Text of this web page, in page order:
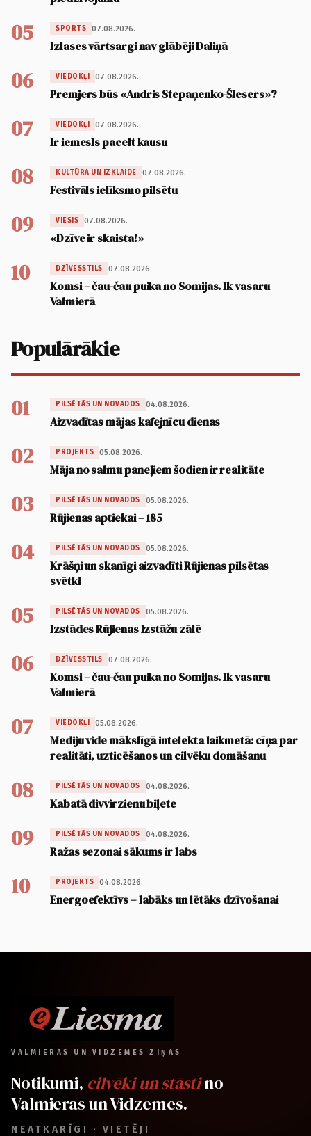
05 SPORTS 07.08.2026.
Izlases vārtsargi nav glābēji Daliņā
06 VIEDOKĻI 07.08.2026.
Premjers būs «Andris Stepaņenko-Šlesers»?
07 VIEDOKĻI 07.08.2026.
Ir iemesls pacelt kausu
08 KULTŪRA UN IZKLAIDE 07.08.2026.
Festivāls ielīksmo pilsētu
09 VIESIS 07.08.2026.
«Dzīve ir skaista!»
10 DZĪVESSTILS 07.08.2026.
Komsi – čau-čau puika no Somijas. Ik vasaru
Valmierā
Populārākie
01 PILSĒTĀS UN NOVADOS 04.08.2026.
Aizvadītas mājas kafejnīcu dienas
02 PROJEKTS 05.08.2026.
Māja no salmu paneļiem šodien ir realitāte
03 PILSĒTĀS UN NOVADOS 05.08.2026.
Rūjienas aptiekai – 185
04 PILSĒTĀS UN NOVADOS 05.08.2026.
Krāšņi un skanīgi aizvadīti Rūjienas pilsētas
svētki
05 PILSĒTĀS UN NOVADOS 05.08.2026.
Izstādes Rūjienas Izstāžu zālē
06 DZĪVESSTILS 07.08.2026.
Komsi – čau-čau puika no Somijas. Ik vasaru
Valmierā
07 VIEDOKĻI 05.08.2026.
Mediju vide mākslīgā intelekta laikmetā: cīņa par
realitāti, uzticēšanos un cilvēku domāšanu
08 PILSĒTĀS UN NOVADOS 04.08.2026.
Kabatā divvirzienu biļete
09 PILSĒTĀS UN NOVADOS 04.08.2026.
Ražas sezonai sākums ir labs
10 PROJEKTS 04.08.2026.
Energoefektīvs – labāks un lētāks dzīvošanai
VALMIERAS UN VIDZEMES ZIŅAS
Notikumi, cilvēki un stāstino
Valmieras un Vidzemes.
NEATKARĪGI · VIETĒJI